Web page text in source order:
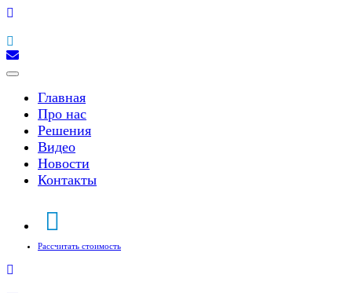
Toggle
navigationГлавная
Про нас
Решения
Видео
Новости
Контакты
Рассчитать стоимость